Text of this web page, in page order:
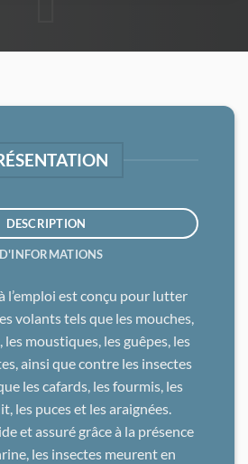
DESCRIPTION
l’emploi est conçu pour lutter
volants tels que les mouches,
moustiques, les guêpes, les
ainsi que contre les insectes
les cafards, les fourmis, les
les puces et les araignées.
et assuré grâce à la présence
les insectes meurent en